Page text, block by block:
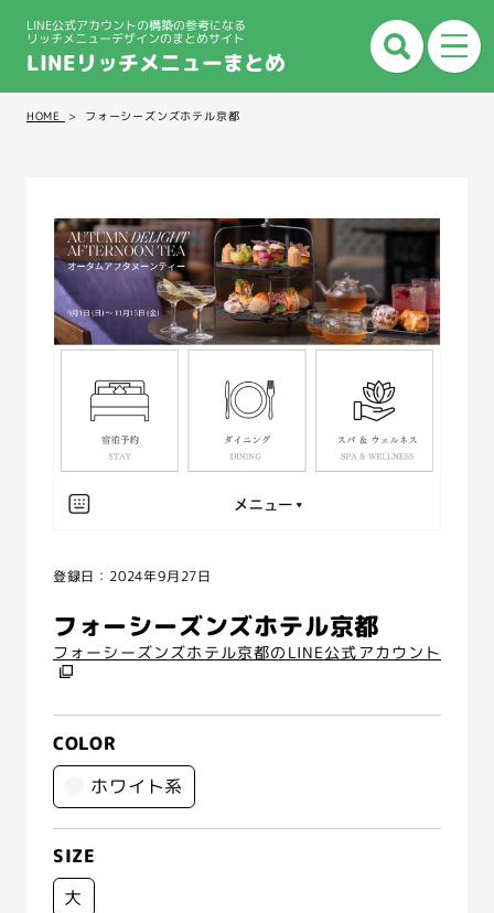
LINE公式アカウントの構築の参考になる
リッチメニューデザインのまとめサイト
LINEリッチメニューまとめ
HOME フォーシーズンズホテル京都
登録日：2024年9月27日
フォーシーズンズホテル京都
フォーシーズンズホテル京都のLINE公式アカウント
COLOR
ホワイト系
SIZE
大